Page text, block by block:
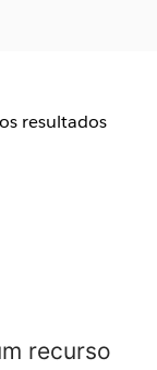
resultados
recurso